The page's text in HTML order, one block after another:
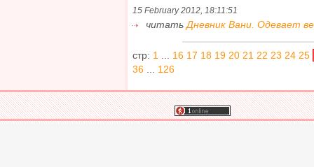
15 February 2012, 18:11:51
читать Дневник Вани. Одевает
стр: 1 16 17 18 19 20 21 22 23 24 25
36
126